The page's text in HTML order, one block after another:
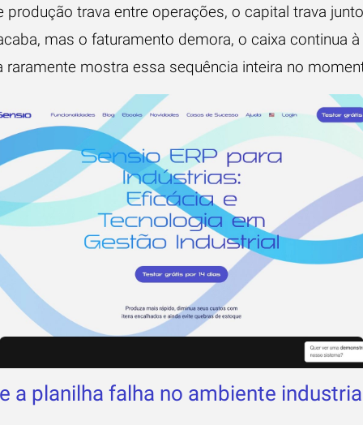
produção trava entre operações, o capital trava
mas o faturamento demora, o caixa continua
raramente mostra essa sequência inteira no
a planilha falha no ambiente